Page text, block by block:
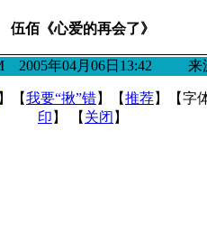
伍佰《心爱的再会了》
2005年04月06日13:42 来
】【我要“揪”错】【推荐】【字
印 】 【 关闭 】